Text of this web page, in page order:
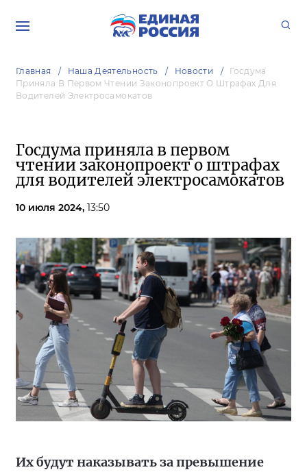
Главная Наша Деятельность Новости
Госдума
Приняла В Первом Чтении Законопроект О Штрафах Для
Водителей Электросамокатов
Госдума приняла в первом
чтении законопроект о штрафах
для водителей электросамокатов
10 июля 2024, 13:50
Их будут наказывать за превышение